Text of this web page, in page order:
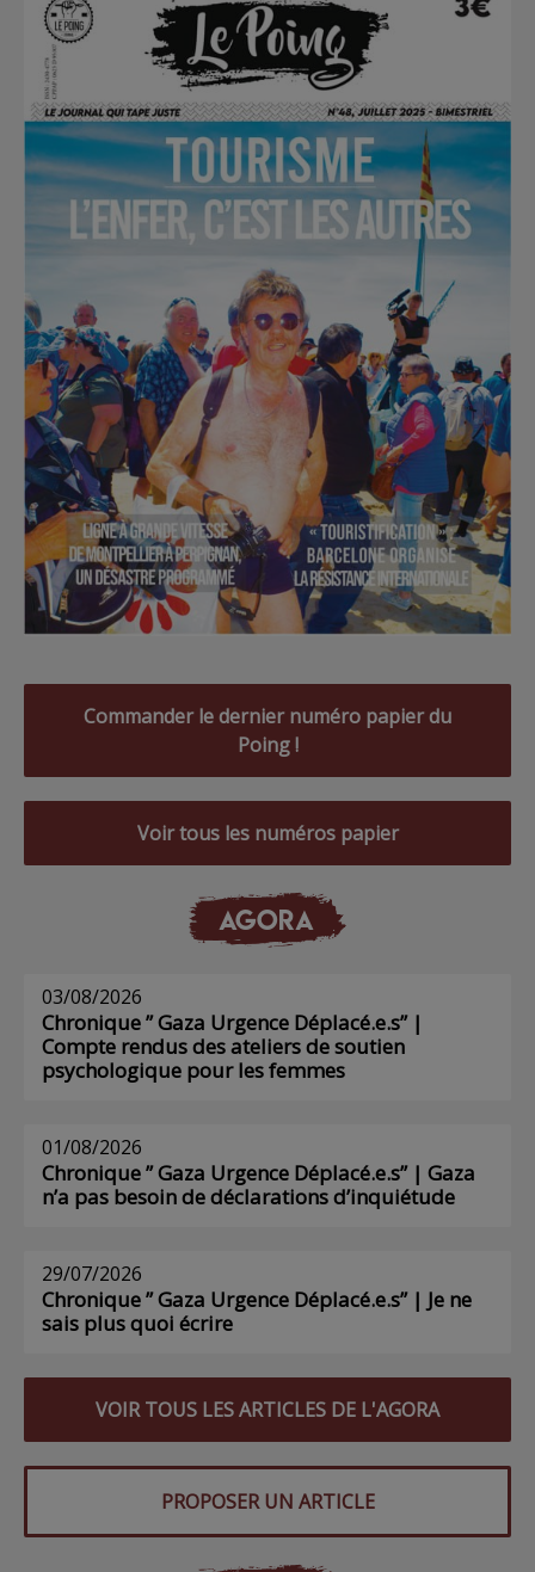
Commander le dernier numéro papier du
Poing !
Voir tous les numéros papier
AGORA
03/08/2026
Chronique ” Gaza Urgence Déplacé.e.s” |
Compte rendus des ateliers de soutien
psychologique pour les femmes
01/08/2026
Chronique ” Gaza Urgence Déplacé.e.s” | Gaza
n’a pas besoin de déclarations d’inquiétude
29/07/2026
Chronique ” Gaza Urgence Déplacé.e.s” | Je ne
sais plus quoi écrire
VOIR TOUS LES ARTICLES DE L'AGORA
PROPOSER UN ARTICLE